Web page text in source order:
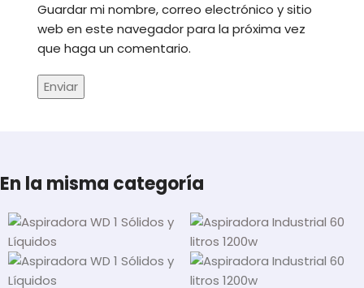
Guardar mi nombre, correo electrónico y sitio
web en este navegador para la próxima vez
que haga un comentario.
En la misma categoría